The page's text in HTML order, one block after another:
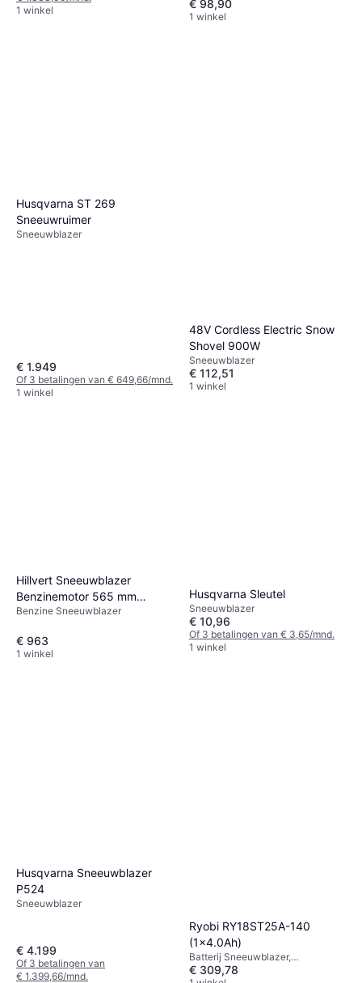
1 winkel
€ 98,90
1 winkel
Husqvarna ST 269
Sneeuwruimer
Sneeuwblazer
€ 1.949
Of 3 betalingen van € 649,66/mnd.
1 winkel
48V Cordless Electric Snow
Shovel 900W
Sneeuwblazer
€ 112,51
1 winkel
Hillvert Sneeuwblazer
Benzinemotor 565 mm
Ruimbreedte HT-ST-650
Benzine Sneeuwblazer
€ 963
1 winkel
Husqvarna Sleutel
Sneeuwblazer
€ 10,96
Of 3 betalingen van € 3,65/mnd.
1 winkel
Husqvarna Sneeuwblazer
P524
Sneeuwblazer
€ 4.199
Of 3 betalingen van
€ 1.399,66/mnd.
Ryobi RY18ST25A-140
(1x4.0Ah)
Batterij Sneeuwblazer,
Inlaatbreedte: 25 cm
€ 309,78